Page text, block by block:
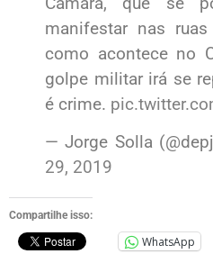
manifestar nas
como acontece no
golpe militar irá se
é crime.
— Jorge Solla
29, 2019
Compartilhe isso:
WhatsApp